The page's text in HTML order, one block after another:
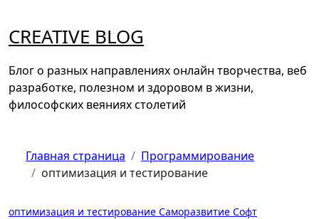
содержанию
CREATIVE BLOG
Блог о разных направлениях онлайн творчества, веб
разработке, полезном и здоровом в жизни,
философских веяниях столетий
Главная страница
Программирование
оптимизация и тестирование
оптимизация и тестирование Саморазвитие Софт